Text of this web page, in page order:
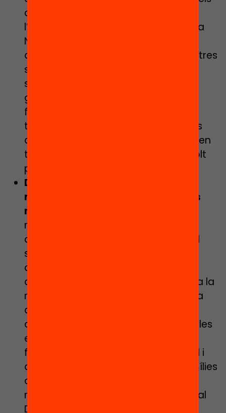
companys, les dinàmiques fora de
l’aula i l’activitat física i musical. Diu la
Nùria: “Ens preparem per treballar el
dolor”. Alguns dels alumnes dels centres
segregats hauran viscut aquestes
setmanes en pisos petits, plens de
gent, amb pares aturats, conflictes
familiars… “Els centres no segregats
tindran un parell de casos d’alumnes
amb aquestes situacions, nosaltres en
tindrem molts, i haurem de estar molt
positius i professionals”.
Dotar als centres del personal
necessari per atendre als alumnes
més vulnerables
mai, l’hora de moure fitxa i dotar als
centres més complexos de personal
suficient. Als centres de màxima
complexitat hi haurà alumnes més
afectats mentalment i això “afecta a la
manera de ser de la persona”. Hauria
doncs que proporcionar-los més
atenció de psicopedagogs, dotar a les
escoles de mes vetlladors amb
formació, tècnics d’integració social i
d’infermers que assessorin a les famílies
que ho requereixin sobre higiene i
nutrició. “Per escoles com la nostra, al
Departament li demanaria un bon